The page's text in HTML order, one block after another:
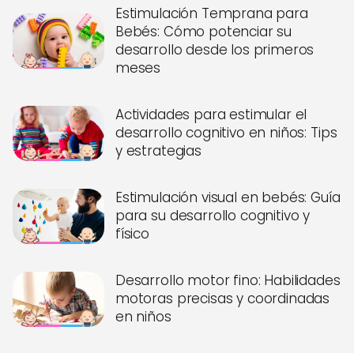
Estimulación Temprana para
Bebés: Cómo potenciar su
desarrollo desde los primeros
meses
Actividades para estimular el
desarrollo cognitivo en niños: Tips
y estrategias
Estimulación visual en bebés: Guía
para su desarrollo cognitivo y
físico
Desarrollo motor fino: Habilidades
motoras precisas y coordinadas
en niños